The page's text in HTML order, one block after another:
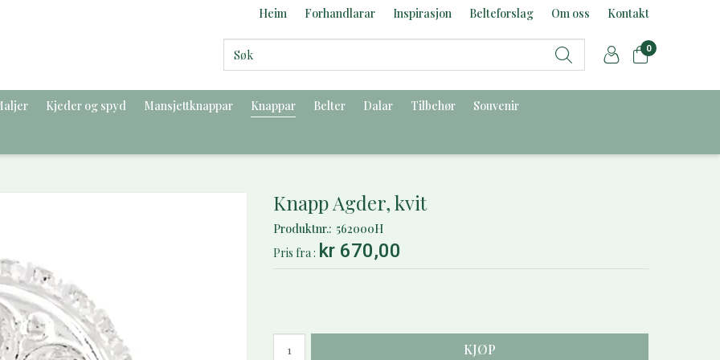
Heim Forhandlarar Inspirasjon Belteforslag Om oss Kontakt
0
Kjeder og spyd Mansjettknappar Knappar Belter Dalar Tilbehør Souvenir
Knapp Agder, kvit
Produktnr. 562000H
Pris fra kr 670,00
KJØP